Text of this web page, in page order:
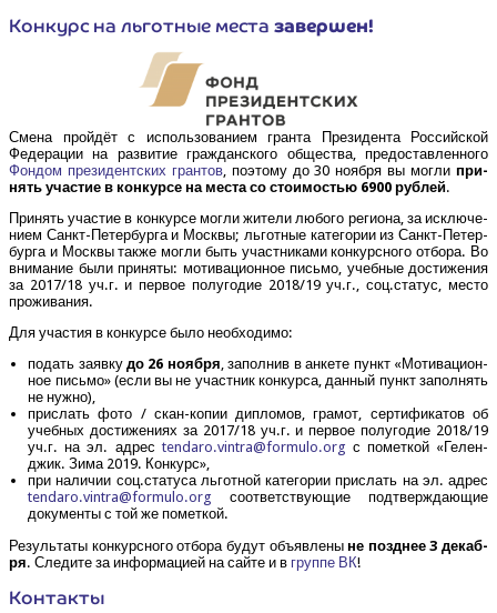
Кон­курс на льгот­ные местазавер­шен!
Сме­на прой­дёт с исполь­зо­ва­ни­ем гран­та Пре­зи­ден­та Рос­сий­ской
Феде­ра­ции на раз­ви­тие граж­дан­ско­го обще­ства, предо­став­лен­но­го
Фон­дом пре­зи­дент­ских гран­тов, поэто­му до 30 нояб­ря вы мог­липри­
нять уча­стие в кон­кур­се на места со сто­и­мо­стью 6900 руб­лей.
При­нять уча­стие в кон­кур­се мог­ли жите­ли любо­го реги­о­на, за исклю­че­
ни­ем Санкт-Петер­бур­га и Моск­вы; льгот­ные кате­го­рии из Санкт-Петер­
бур­га и Моск­вы так­же мог­ли быть участ­ни­ка­ми кон­курс­но­го отбо­ра. Во
вни­ма­ние были при­ня­ты: моти­ва­ци­он­ное пись­мо, учеб­ные дости­же­ния
за 2017/18 уч.г. и пер­вое полу­го­дие 2018/19 уч.г., соц.статус, место
проживания.
Для уча­стия в кон­кур­се было необходимо:
подать заяв­кудо 26 нояб­ря, запол­нив в анке­те пункт «Моти­ва­ци­он­
ное пись­мо» (если вы не участ­ник кон­кур­са, дан­ный пункт запол­нять
не нужно),
при­слать фото / скан-копии дипло­мов, гра­мот, сер­ти­фи­ка­тов об
учеб­ных дости­же­ни­ях за 2017/18 уч.г. и пер­вое полу­го­дие 2018/19
уч.г. на эл. адрес tendaro.​vintra@​formulo.​org с помет­кой «Гелен­
джик. Зима 2019. Конкурс»,
при нали­чии соц.статуса льгот­ной кате­го­рии при­слать на эл. адрес
tendaro.​vintra@​formulo.​org соот­вет­ству­ю­щие под­твер­жда­ю­щие
доку­мен­ты с той же пометкой.
Резуль­та­ты кон­курс­но­го отбо­ра будут объ­яв­ле­ныне позд­нее 3 декаб­
ря. Сле­ди­те за инфор­ма­ци­ей на сай­те и в груп­пе ВК!
Кон­так­ты